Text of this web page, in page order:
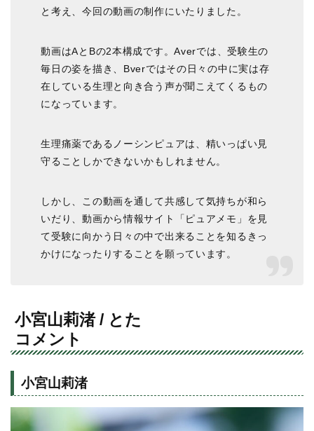
と考え、今回の動画の制作にいたりました。
動画はAとBの2本構成です。Averでは、受験生の
毎日の姿を描き、Bverではその日々の中に実は存
在している生理と向き合う声が聞こえてくるもの
になっています。
生理痛薬であるノーシンピュアは、精いっぱい見
守ることしかできないかもしれません。
しかし、この動画を通して共感して気持ちが和ら
いだり、動画から情報サイト「ピュアメモ」を見
て受験に向かう日々の中で出来ることを知るきっ
かけになったりすることを願っています。
小宮山莉渚 / とた
コメント
小宮山莉渚